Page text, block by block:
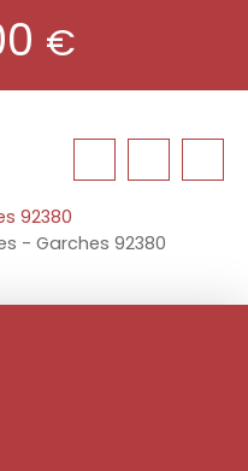
€
92380
- Garches 92380